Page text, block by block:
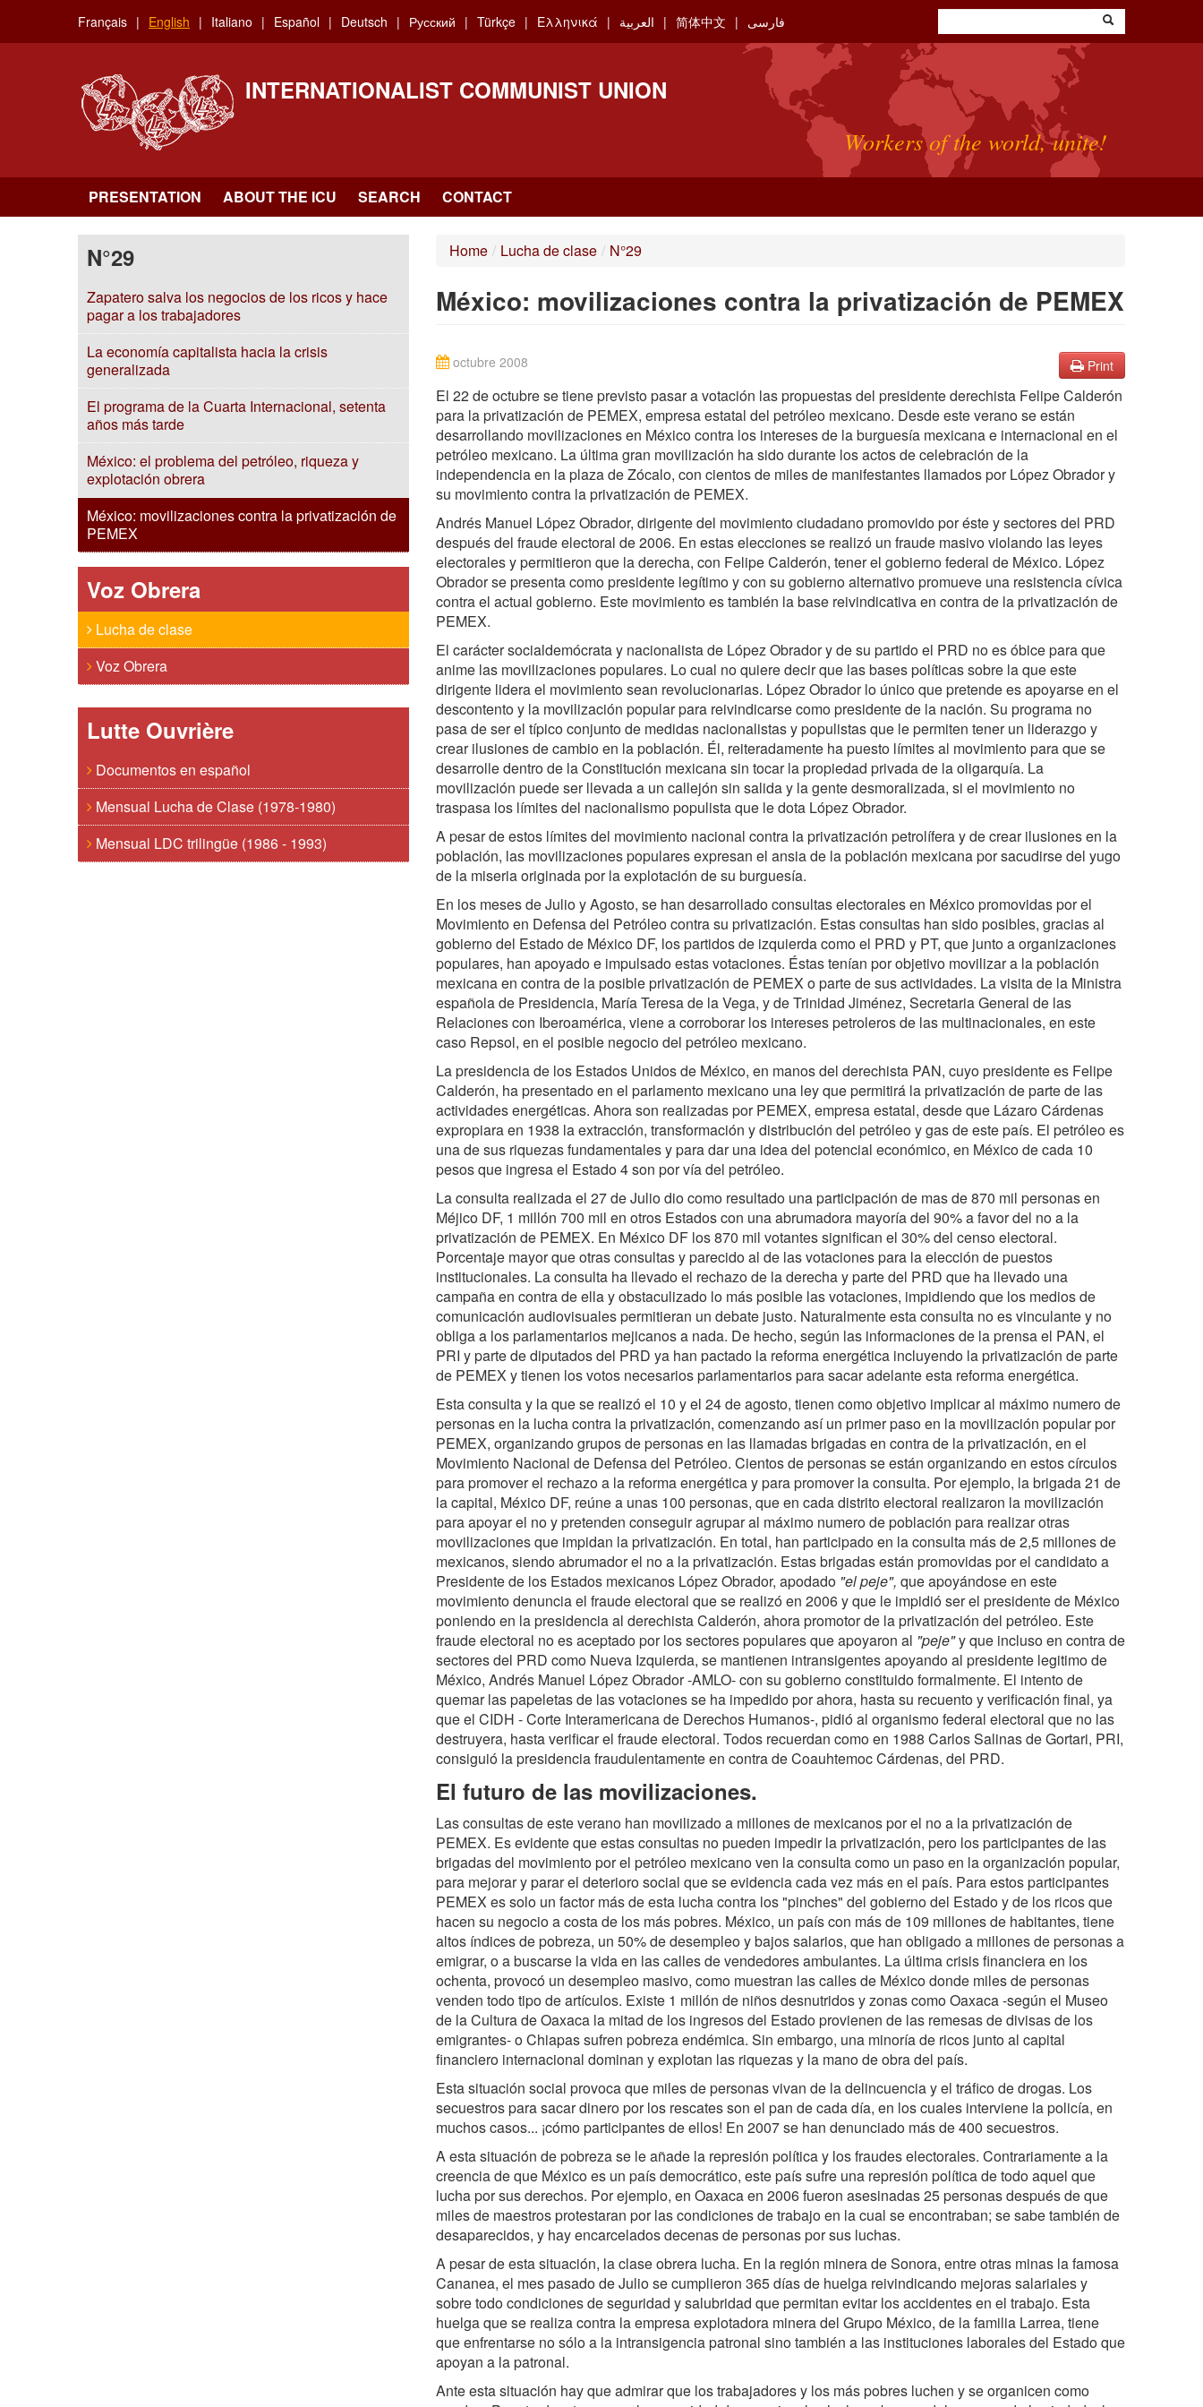
main
Français English Italiano Español Deutsch Русский Türkçe Ελληνικά العربية 简体中文 فارسی
INTERNATIONALIST COMMUNIST UNION
Workers of the world, unite!
PRESENTATION ABOUT THE ICU SEARCH CONTACT
N°29
Zapatero salva los negocios de los ricos y hace
pagar a los trabajadores
La economía capitalista hacia la crisis
generalizada
El programa de la Cuarta Internacional, setenta
años más tarde
México: el problema del petróleo, riqueza y
explotación obrera
México: movilizaciones contra la privatización de
PEMEX
Voz Obrera
Lucha de clase
Voz Obrera
Lutte Ouvrière
Documentos en español
Mensual Lucha de Clase (1978-1980)
Mensual LDC trilingüe (1986 - 1993)
Home / Lucha de clase / N°29
México: movilizaciones contra la privatización de PEMEX
Print
octubre 2008
El 22 de octubre se tiene previsto pasar a votación las propuestas del presidente derechista Felipe Calderón
para la privatización de PEMEX, empresa estatal del petróleo mexicano. Desde este verano se están
desarrollando movilizaciones en México contra los intereses de la burguesía mexicana e internacional en el
petróleo mexicano. La última gran movilización ha sido durante los actos de celebración de la
independencia en la plaza de Zócalo, con cientos de miles de manifestantes llamados por López Obrador y
su movimiento contra la privatización de PEMEX.
Andrés Manuel López Obrador, dirigente del movimiento ciudadano promovido por éste y sectores del PRD
después del fraude electoral de 2006. En estas elecciones se realizó un fraude masivo violando las leyes
electorales y permitieron que la derecha, con Felipe Calderón, tener el gobierno federal de México. López
Obrador se presenta como presidente legítimo y con su gobierno alternativo promueve una resistencia cívica
contra el actual gobierno. Este movimiento es también la base reivindicativa en contra de la privatización de
PEMEX.
El carácter socialdemócrata y nacionalista de López Obrador y de su partido el PRD no es óbice para que
anime las movilizaciones populares. Lo cual no quiere decir que las bases políticas sobre la que este
dirigente lidera el movimiento sean revolucionarias. López Obrador lo único que pretende es apoyarse en el
descontento y la movilización popular para reivindicarse como presidente de la nación. Su programa no
pasa de ser el típico conjunto de medidas nacionalistas y populistas que le permiten tener un liderazgo y
crear ilusiones de cambio en la población. Él, reiteradamente ha puesto límites al movimiento para que se
desarrolle dentro de la Constitución mexicana sin tocar la propiedad privada de la oligarquía. La
movilización puede ser llevada a un callejón sin salida y la gente desmoralizada, si el movimiento no
traspasa los límites del nacionalismo populista que le dota López Obrador.
A pesar de estos límites del movimiento nacional contra la privatización petrolífera y de crear ilusiones en la
población, las movilizaciones populares expresan el ansia de la población mexicana por sacudirse del yugo
de la miseria originada por la explotación de su burguesía.
En los meses de Julio y Agosto, se han desarrollado consultas electorales en México promovidas por el
Movimiento en Defensa del Petróleo contra su privatización. Estas consultas han sido posibles, gracias al
gobierno del Estado de México DF, los partidos de izquierda como el PRD y PT, que junto a organizaciones
populares, han apoyado e impulsado estas votaciones. Éstas tenían por objetivo movilizar a la población
mexicana en contra de la posible privatización de PEMEX o parte de sus actividades. La visita de la Ministra
española de Presidencia, María Teresa de la Vega, y de Trinidad Jiménez, Secretaria General de las
Relaciones con Iberoamérica, viene a corroborar los intereses petroleros de las multinacionales, en este
caso Repsol, en el posible negocio del petróleo mexicano.
La presidencia de los Estados Unidos de México, en manos del derechista PAN, cuyo presidente es Felipe
Calderón, ha presentado en el parlamento mexicano una ley que permitirá la privatización de parte de las
actividades energéticas. Ahora son realizadas por PEMEX, empresa estatal, desde que Lázaro Cárdenas
expropiara en 1938 la extracción, transformación y distribución del petróleo y gas de este país. El petróleo es
una de sus riquezas fundamentales y para dar una idea del potencial económico, en México de cada 10
pesos que ingresa el Estado 4 son por vía del petróleo.
La consulta realizada el 27 de Julio dio como resultado una participación de mas de 870 mil personas en
Méjico DF, 1 millón 700 mil en otros Estados con una abrumadora mayoría del 90% a favor del no a la
privatización de PEMEX. En México DF los 870 mil votantes significan el 30% del censo electoral.
Porcentaje mayor que otras consultas y parecido al de las votaciones para la elección de puestos
institucionales. La consulta ha llevado el rechazo de la derecha y parte del PRD que ha llevado una
campaña en contra de ella y obstaculizado lo más posible las votaciones, impidiendo que los medios de
comunicación audiovisuales permitieran un debate justo. Naturalmente esta consulta no es vinculante y no
obliga a los parlamentarios mejicanos a nada. De hecho, según las informaciones de la prensa el PAN, el
PRI y parte de diputados del PRD ya han pactado la reforma energética incluyendo la privatización de parte
de PEMEX y tienen los votos necesarios parlamentarios para sacar adelante esta reforma energética.
Esta consulta y la que se realizó el 10 y el 24 de agosto, tienen como objetivo implicar al máximo numero de
personas en la lucha contra la privatización, comenzando así un primer paso en la movilización popular por
PEMEX, organizando grupos de personas en las llamadas brigadas en contra de la privatización, en el
Movimiento Nacional de Defensa del Petróleo. Cientos de personas se están organizando en estos círculos
para promover el rechazo a la reforma energética y para promover la consulta. Por ejemplo, la brigada 21 de
la capital, México DF, reúne a unas 100 personas, que en cada distrito electoral realizaron la movilización
para apoyar el no y pretenden conseguir agrupar al máximo numero de población para realizar otras
movilizaciones que impidan la privatización. En total, han participado en la consulta más de 2,5 millones de
mexicanos, siendo abrumador el no a la privatización. Estas brigadas están promovidas por el candidato a
Presidente de los Estados mexicanos López Obrador, apodado "el peje", que apoyándose en este
movimiento denuncia el fraude electoral que se realizó en 2006 y que le impidió ser el presidente de México
poniendo en la presidencia al derechista Calderón, ahora promotor de la privatización del petróleo. Este
fraude electoral no es aceptado por los sectores populares que apoyaron al "peje"y que incluso en contra de
sectores del PRD como Nueva Izquierda, se mantienen intransigentes apoyando al presidente legitimo de
México, Andrés Manuel López Obrador -AMLO- con su gobierno constituido formalmente. El intento de
quemar las papeletas de las votaciones se ha impedido por ahora, hasta su recuento y verificación final, ya
que el CIDH - Corte Interamericana de Derechos Humanos-, pidió al organismo federal electoral que no las
destruyera, hasta verificar el fraude electoral. Todos recuerdan como en 1988 Carlos Salinas de Gortari, PRI,
consiguió la presidencia fraudulentamente en contra de Coauhtemoc Cárdenas, del PRD.
El futuro de las movilizaciones.
Las consultas de este verano han movilizado a millones de mexicanos por el no a la privatización de
PEMEX. Es evidente que estas consultas no pueden impedir la privatización, pero los participantes de las
brigadas del movimiento por el petróleo mexicano ven la consulta como un paso en la organización popular,
para mejorar y parar el deterioro social que se evidencia cada vez más en el país. Para estos participantes
PEMEX es solo un factor más de esta lucha contra los "pinches" del gobierno del Estado y de los ricos que
hacen su negocio a costa de los más pobres. México, un país con más de 109 millones de habitantes, tiene
altos índices de pobreza, un 50% de desempleo y bajos salarios, que han obligado a millones de personas a
emigrar, o a buscarse la vida en las calles de vendedores ambulantes. La última crisis financiera en los
ochenta, provocó un desempleo masivo, como muestran las calles de México donde miles de personas
venden todo tipo de artículos. Existe 1 millón de niños desnutridos y zonas como Oaxaca -según el Museo
de la Cultura de Oaxaca la mitad de los ingresos del Estado provienen de las remesas de divisas de los
emigrantes- o Chiapas sufren pobreza endémica. Sin embargo, una minoría de ricos junto al capital
financiero internacional dominan y explotan las riquezas y la mano de obra del país.
Esta situación social provoca que miles de personas vivan de la delincuencia y el tráfico de drogas. Los
secuestros para sacar dinero por los rescates son el pan de cada día, en los cuales interviene la policía, en
muchos casos... ¡cómo participantes de ellos! En 2007 se han denunciado más de 400 secuestros.
A esta situación de pobreza se le añade la represión política y los fraudes electorales. Contrariamente a la
creencia de que México es un país democrático, este país sufre una represión política de todo aquel que
lucha por sus derechos. Por ejemplo, en Oaxaca en 2006 fueron asesinadas 25 personas después de que
miles de maestros protestaran por las condiciones de trabajo en la cual se encontraban; se sabe también de
desaparecidos, y hay encarcelados decenas de personas por sus luchas.
A pesar de esta situación, la clase obrera lucha. En la región minera de Sonora, entre otras minas la famosa
Cananea, el mes pasado de Julio se cumplieron 365 días de huelga reivindicando mejoras salariales y
sobre todo condiciones de seguridad y salubridad que permitan evitar los accidentes en el trabajo. Esta
huelga que se realiza contra la empresa explotadora minera del Grupo México, de la familia Larrea, tiene
que enfrentarse no sólo a la intransigencia patronal sino también a las instituciones laborales del Estado que
apoyan a la patronal.
Ante esta situación hay que admirar que los trabajadores y los más pobres luchen y se organicen como